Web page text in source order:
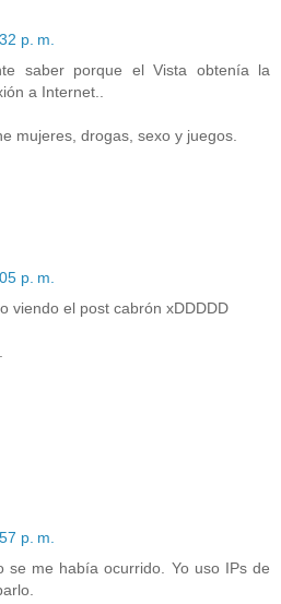
p. m.
saber porque el Vista obtenía la
a Internet..
mujeres, drogas, sexo y juegos.
p. m.
viendo el post cabrón xDDDDD
p. m.
se me había ocurrido. Yo uso IPs de